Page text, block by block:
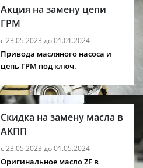
Акция на замену цепи
ГРМ
с 23.05.2023 до 01.01.2024
Привода масляного насоса и
цепь ГРМ под ключ.
Скидка на замену масла в
АКПП
с 23.05.2023 до 01.05.2024
Оригинальное масло ZF в